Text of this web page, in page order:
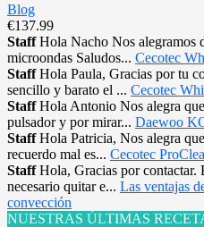
Blog
€137.99
StaffHola Nacho Nos alegramos
microondas Saludos... Cecotec
StaffHola Paula, Gracias por tu
sencillo y barato el ... Cecotec
StaffHola Antonio Nos alegra
pulsador y por mirar... Daewoo
StaffHola Patricia, Nos alegra
recuerdo mal es... Cecotec
StaffHola, Gracias por contactar.
necesario quitar e... Las ventajas
convección
NUESTRAS ÚLTIMAS